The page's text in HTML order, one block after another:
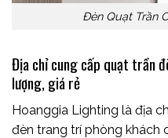
Đèn Quạt Trần
Địa chỉ cung cấp quạt trần
lượng, giá rẻ
Hoanggia Lighting là địa
đèn trang trí phòng khách